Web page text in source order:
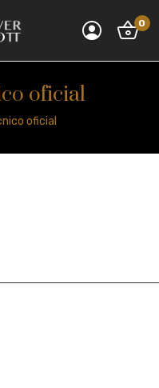
0
oficial
oficial